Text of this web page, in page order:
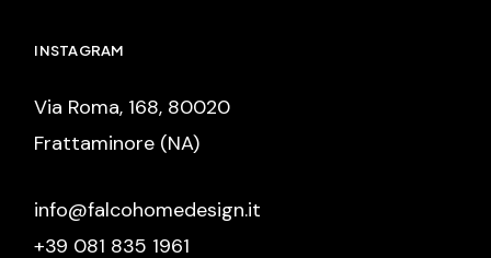
INSTAGRAM
Via Roma, 168, 80020
Frattaminore (NA)
info@falcohomedesign.it
+39 081 835 1961